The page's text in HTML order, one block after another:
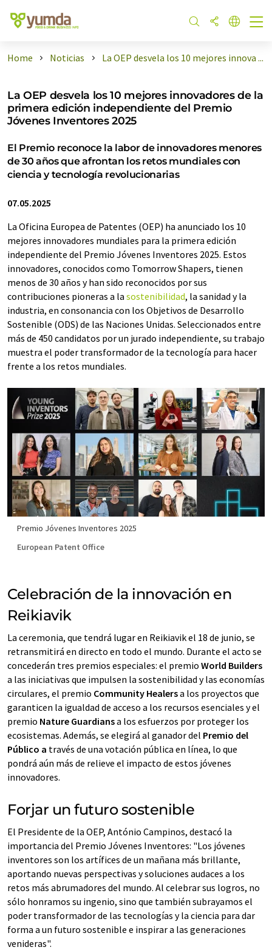
Home Noticias La OEP desvela los 10 mejores innova ...
La OEP desvela los 10 mejores innovadores de la
primera edición independiente del Premio
Jóvenes Inventores 2025
El Premio reconoce la labor de innovadores menores
de 30 años que afrontan los retos mundiales con
ciencia y tecnología revolucionarias
07.05.2025
La Oficina Europea de Patentes (OEP) ha anunciado los 10
mejores innovadores mundiales para la primera edición
independiente del Premio Jóvenes Inventores 2025. Estos
innovadores, conocidos como Tomorrow Shapers, tienen
menos de 30 años y han sido reconocidos por sus
contribuciones pioneras a la sostenibilidad, la sanidad y la
industria, en consonancia con los Objetivos de Desarrollo
Sostenible (ODS) de las Naciones Unidas. Seleccionados entre
más de 450 candidatos por un jurado independiente, su trabajo
muestra el poder transformador de la tecnología para hacer
frente a los retos mundiales.
Premio Jóvenes Inventores 2025
European Patent Office
Celebración de la innovación en
Reikiavik
La ceremonia, que tendrá lugar en Reikiavik el 18 de junio, se
retransmitirá en directo en todo el mundo. Durante el acto se
concederán tres premios especiales: el premio World Builders
a las iniciativas que impulsen la sostenibilidad y las economías
circulares, el premio Community Healersa los proyectos que
garanticen la igualdad de acceso a los recursos esenciales y el
premio Nature Guardiansa los esfuerzos por proteger los
ecosistemas. Además, se elegirá al ganador del Premio del
Público a través de una votación pública en línea, lo que
pondrá aún más de relieve el impacto de estos jóvenes
innovadores.
Forjar un futuro sostenible
El Presidente de la OEP, António Campinos, destacó la
importancia del Premio Jóvenes Inventores: "Los jóvenes
inventores son los artífices de un mañana más brillante,
aportando nuevas perspectivas y soluciones audaces a los
retos más abrumadores del mundo. Al celebrar sus logros, no
sólo honramos su ingenio, sino que también subrayamos el
poder transformador de las tecnologías y la ciencia para dar
forma a un futuro sostenible e inspirar a las generaciones
venideras".